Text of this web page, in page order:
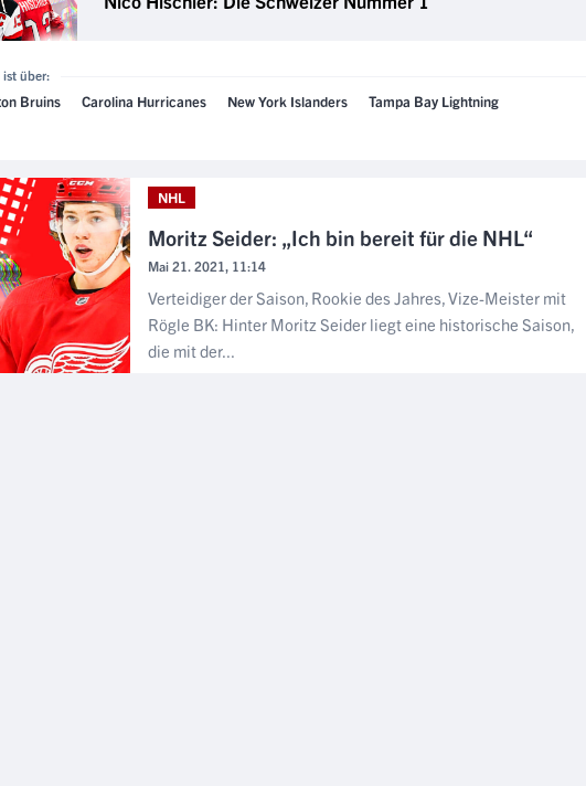
ist über:
Bruins Carolina Hurricanes New York Islanders Tampa Bay Lightning
NHL
Moritz Seider: „Ich bin bereit für die NHL“
Mai 21. 2021, 11:14
Verteidiger der Saison, Rookie des Jahres, Vize-Meister mit
Rögle BK: Hinter Moritz Seider liegt eine historische Saison,
die mit der...